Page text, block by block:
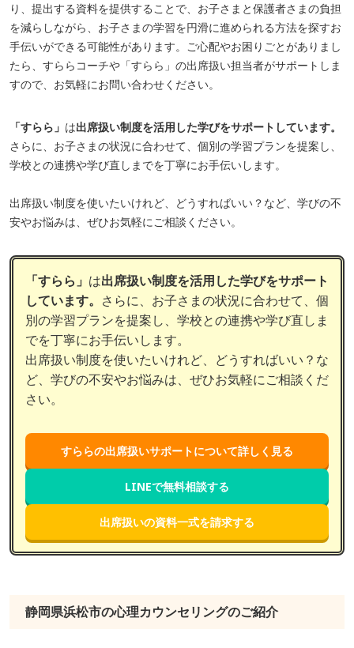
り、提出する資料を提供することで、お子さまと保護者さまの負担
を減らしながら、お子さまの学習を円滑に進められる方法を探すお
手伝いができる可能性があります。ご心配やお困りごとがありまし
たら、すららコーチや「すらら」の出席扱い担当者がサポートしま
すので、お気軽にお問い合わせください。
「すらら」 は出席扱い制度を活用した学びをサポートしています。
さらに、お子さまの状況に合わせて、個別の学習プランを提案し、
学校との連携や学び直しまでを丁寧にお手伝いします。
出席扱い制度を使いたいけれど、どうすればいい？など、学びの不
安やお悩みは、ぜひお気軽にご相談ください。
「すらら」 は出席扱い制度を活用した学びをサポート
しています。 さらに、お子さまの状況に合わせて、個
別の学習プランを提案し、学校との連携や学び直しま
でを丁寧にお手伝いします。
出席扱い制度を使いたいけれど、どうすればいい？な
ど、学びの不安やお悩みは、ぜひお気軽にご相談くだ
さい。
すららの出席扱いサポートについて詳しく見る
LINEで無料相談する
出席扱いの資料一式を請求する
静岡県浜松市の心理カウンセリングのご紹介